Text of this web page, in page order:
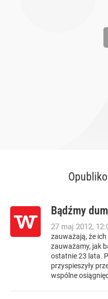
Bądźmy
27 maj 2012,
zauważają, że
zauważamy, jak
ostatnie 23 lata.
przyspieszyły
wspólne